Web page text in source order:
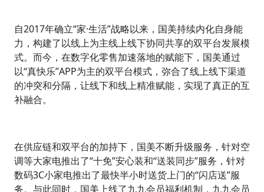
自2017年确立“家·生活”战略以来，国美持续内化自身能
力，构建了以线上为主线上线下协同共享的双平台发展模
式。而今，在数字化零售加速落地的赋能下，国美通过
以“真快乐”APP为主的双平台模式，弥合了线上线下渠道
的冲突和分隔，让线下和线上精准赋能，实现了真正的互
补融合。
在供应链和双平台的加持下，国美不断升级服务，针对空
调等大家电推出了“十免”安心装和“送装同步”服务，针对
数码3C小家电推出了最快半小时送货上门的“闪店送”服
务。与此同时，国美上线了九九会员福利机制，九九会员